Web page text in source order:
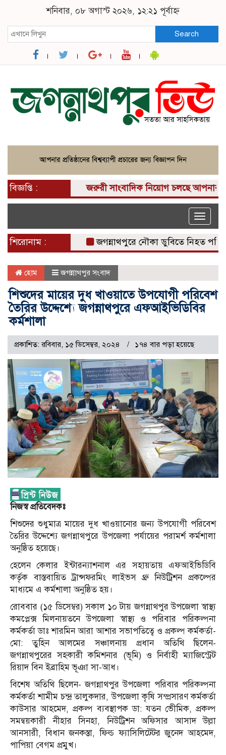
শনিবার, ০৮ অগাস্ট ২০২৬, ১২:২১ পূর্বাহ্ন
Search
বিজ্ঞপ্তি : জরুরী সাংবাদিক নিয়োগ চলছে আপনার কাছে
Toggle
শিরোনাম : জগন্নাথপুরে নৌকা ডুবিতে নিহত
হোম জগন্নাথপুর সংবাদ
শিশুদের মায়ের দুধ খাওয়াতে উপযোগী পরিবেশ
তৈরির উদ্দেশ্যে জগন্নাথপুরে এফআইভিডিবির
কর্মশালা
প্রকাশিত: রবিবার, ১৫ ডিসেম্বর, ২০২৪ ১৭৪ বার পড়া হয়েছে
নিজস্ব প্রতিবেদকঃ
শিশুদের শুধুমাত্র মায়ের দুধ খাওয়ানোর জন্য উপযোগী পরিবেশ
তৈরির উদ্দেশ্যে জগন্নাথপুরে উপজেলা পর্যায়ের পরামর্শ কর্মশালা
অনুষ্ঠিত হয়েছে।
হেলেন কেলার ইন্টারন্যাশনাল এর সহায়তায় এফআইভিডিবি
কর্তৃক বাস্তবায়িত ট্রান্সফরমিং লাইভস থ্রু নিউট্রিশন প্রকল্পের
মাধ্যমে এ কর্মশালা অনুষ্ঠিত হয়।
রোববার (১৫ ডিসেম্বর) সকাল ১০ টায় জগন্নাথপুর উপজেলা স্বাস্থ্য
কমপ্লেক্স মিলনায়তনে উপজেলা স্বাস্থ্য ও পরিবার পরিকল্পনা
কর্মকর্তা ডাঃ শারমিন আরা আশার সভাপতিত্বে ও প্রকল্প কর্মকর্তা-
মো: তুহিন আলমের সঞ্চালনায় প্রধান অতিথি ছিলেন-
জগন্নাথপুরের সহকারী কমিশনার (ভূমি) ও নির্বাহী ম্যাজিস্ট্রেট
রিয়াদ বিন ইব্রাহিম ভূঞা সা-আধ।
বিশেষ অতিথি ছিলেন- জগন্নাথপুর উপজেলা পরিবার পরিকল্পনা
কর্মকর্তা শামীম চন্দ্র তালুকদার, উপজেলা কৃষি সম্প্রসারণ কর্মকর্তা
কাউসার আহমেদ, প্রকল্প ব্যবস্থাপক ডা: যতন ভেীমিক, প্রকল্প
সমন্বয়কারী নীহার সিনহা, নিউট্রিশন অফিসার আসাদ উল্লা
আনসারী, বিধান জনকস্তা, ফিল্ড ফ্যাসিলিটেটর জুনেদ আহমেদ,
পাপিয়া বেগম প্রমুখ।